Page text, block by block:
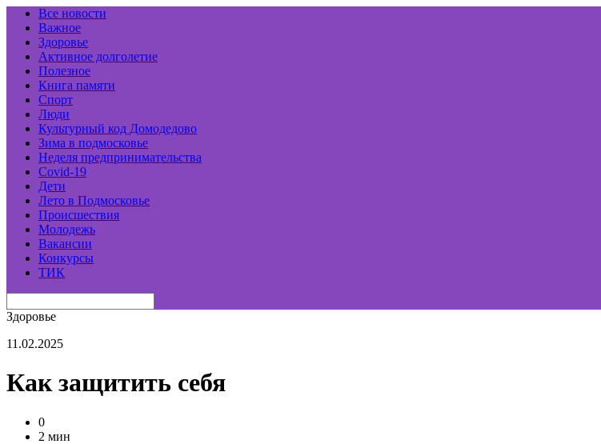
Все новости
Важное
Здоровье
Активное долголетие
Полезное
Книга памяти
Спорт
Люди
Культурный код Домодедово
Зима в подмосковье
Неделя предпринимательства
Covid-19
Дети
Лето в Подмосковье
Происшествия
Молодежь
Вакансии
Конкурсы
ТИК
Здоровье
11.02.2025
Как защитить себя
0
2 мин